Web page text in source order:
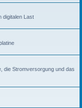
digitalen Last
die Stromversorgung und das